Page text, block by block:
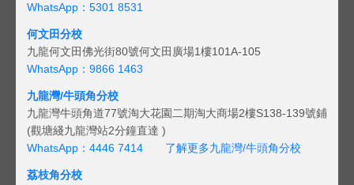
WhatsApp：5301 8531
何文田分校
九龍何文田佛光街80號何文田廣場1樓101A-105
WhatsApp：9866 1463
九龍灣/牛頭角分校
九龍灣牛頭角道77號淘大花園二期淘大商場2樓S138-139號鋪
(觀塘綫九龍灣站2分鐘直達 )
WhatsApp：4446 7414
了解更多九龍灣/牛頭角分校
荔枝角分校